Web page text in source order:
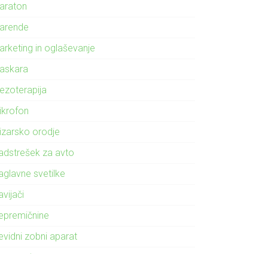
in oglaševanje
orodje
za avto
svetilke
zobni aparat